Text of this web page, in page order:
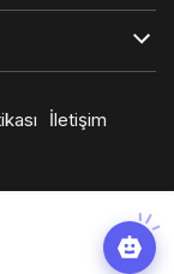
İletişim